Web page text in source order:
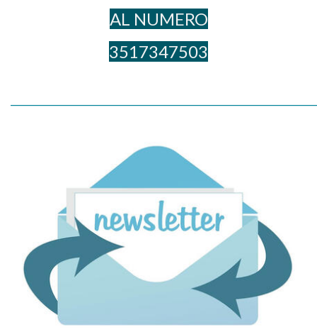
AL NUME​RO
3517347503